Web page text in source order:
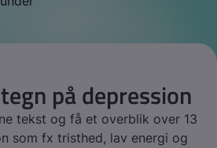
på depression
tekst og få et overblik over 13
som fx tristhed, lav energi og